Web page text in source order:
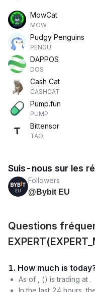
MowCat
MOW
Pudgy Penguins
PENGU
DAPPOS
DOS
Cash Cat
CASHCAT
Pump.fun
PUMP
Bittensor
TAO
Suis-nous sur les
Followers
@Bybit EU
Questions
1. How much is
As of , () is trading at .
In the last 24 hours,